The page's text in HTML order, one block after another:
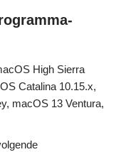
High Sierra
Catalina 10.15.x,
macOS 13 Ventura,